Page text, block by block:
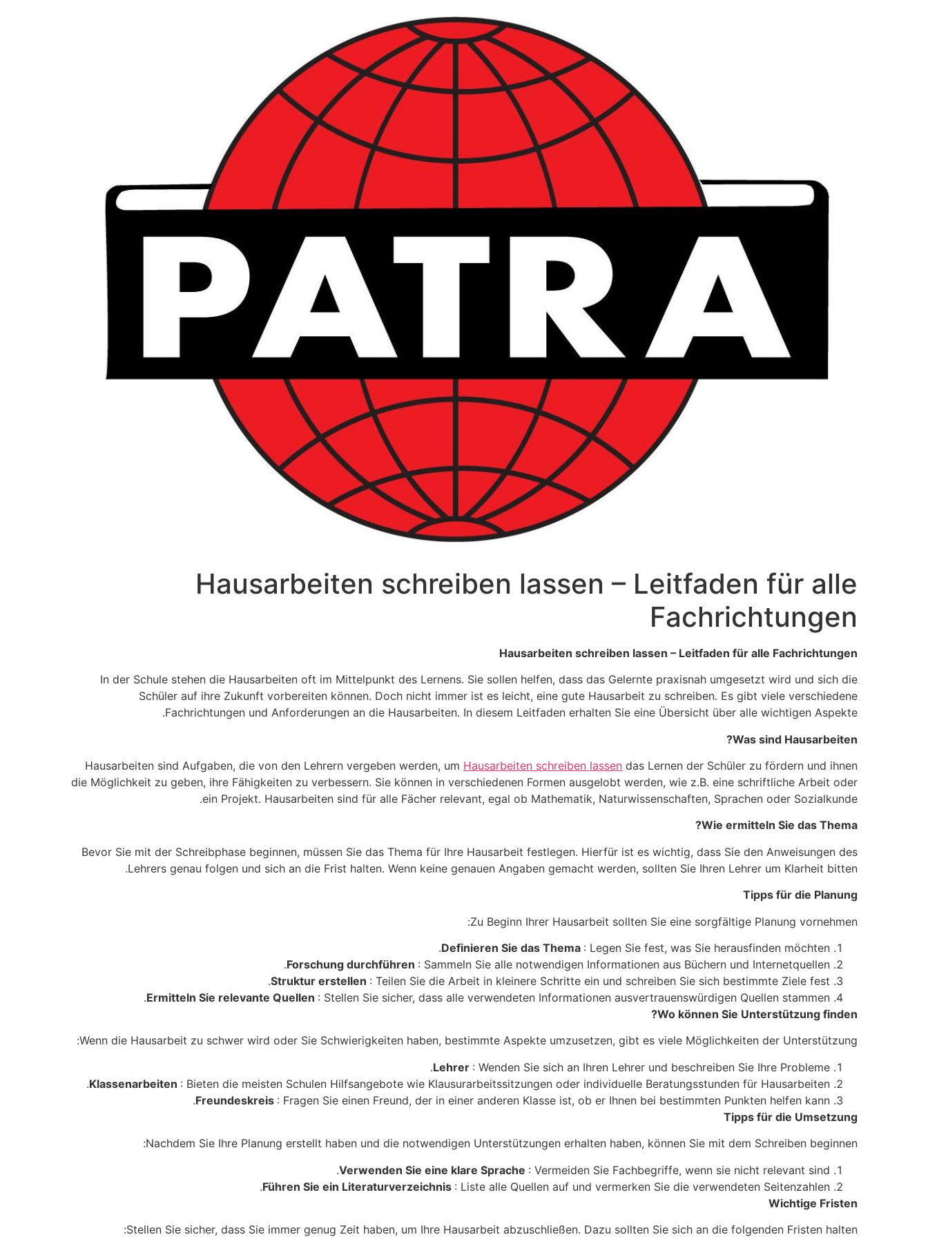
Hausarbeiten schreiben lassen – Leitfaden für alle
Fachrichtungen
Hausarbeiten schreiben lassen – Leitfaden für alle Fachrichtungen
In der Schule stehen die Hausarbeiten oft im Mittelpunkt des Lernens. Sie sollen helfen, dass das Gelernte praxisnah umgesetzt wird und sich die
Schüler auf ihre Zukunft vorbereiten können. Doch nicht immer ist es leicht, eine gute Hausarbeit zu schreiben. Es gibt viele verschiedene
Fachrichtungen und Anforderungen an die Hausarbeiten. In diesem Leitfaden erhalten Sie eine Übersicht über alle wichtigen Aspekte.
Was sind Hausarbeiten?
Hausarbeiten sind Aufgaben, die von den Lehrern vergeben werden, um Hausarbeiten schreiben lassen das Lernen der Schüler zu fördern und ihnen
die Möglichkeit zu geben, ihre Fähigkeiten zu verbessern. Sie können in verschiedenen Formen ausgelobt werden, wie z.B. eine schriftliche Arbeit oder
ein Projekt. Hausarbeiten sind für alle Fächer relevant, egal ob Mathematik, Naturwissenschaften, Sprachen oder Sozialkunde.
Wie ermitteln Sie das Thema?
Bevor Sie mit der Schreibphase beginnen, müssen Sie das Thema für Ihre Hausarbeit festlegen. Hierfür ist es wichtig, dass Sie den Anweisungen des
Lehrers genau folgen und sich an die Frist halten. Wenn keine genauen Angaben gemacht werden, sollten Sie Ihren Lehrer um Klarheit bitten.
Tipps für die Planung
Zu Beginn Ihrer Hausarbeit sollten Sie eine sorgfältige Planung vornehmen:
Definieren Sie das Thema : Legen Sie fest, was Sie herausfinden möchten.
Forschung durchführen : Sammeln Sie alle notwendigen Informationen aus Büchern und Internetquellen.
Struktur erstellen : Teilen Sie die Arbeit in kleinere Schritte ein und schreiben Sie sich bestimmte Ziele fest.
Ermitteln Sie relevante Quellen : Stellen Sie sicher, dass alle verwendeten Informationen ausvertrauenswürdigen Quellen stammen.
Wo können Sie Unterstützung finden?
Wenn die Hausarbeit zu schwer wird oder Sie Schwierigkeiten haben, bestimmte Aspekte umzusetzen, gibt es viele Möglichkeiten der Unterstützung:
Lehrer : Wenden Sie sich an Ihren Lehrer und beschreiben Sie Ihre Probleme.
Klassenarbeiten : Bieten die meisten Schulen Hilfsangebote wie Klausurarbeitssitzungen oder individuelle Beratungsstunden für Hausarbeiten.
Freundeskreis : Fragen Sie einen Freund, der in einer anderen Klasse ist, ob er Ihnen bei bestimmten Punkten helfen kann.
Tipps für die Umsetzung
Nachdem Sie Ihre Planung erstellt haben und die notwendigen Unterstützungen erhalten haben, können Sie mit dem Schreiben beginnen:
Verwenden Sie eine klare Sprache : Vermeiden Sie Fachbegriffe, wenn sie nicht relevant sind.
Führen Sie ein Literaturverzeichnis : Liste alle Quellen auf und vermerken Sie die verwendeten Seitenzahlen.
Wichtige Fristen
Stellen Sie sicher, dass Sie immer genug Zeit haben, um Ihre Hausarbeit abzuschließen. Dazu sollten Sie sich an die folgenden Fristen halten: